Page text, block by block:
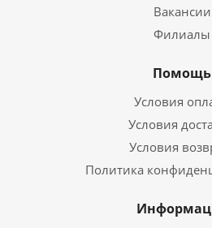
Вакансии
Филиалы
Помощь
Условия
Условия
Условия
Политика